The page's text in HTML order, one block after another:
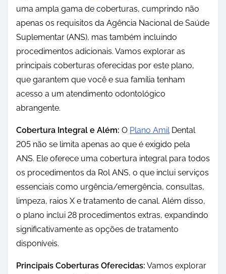
uma ampla gama de coberturas, cumprindo não
apenas os requisitos da Agência Nacional de Saúde
Suplementar (ANS), mas também incluindo
procedimentos adicionais. Vamos explorar as
principais coberturas oferecidas por este plano,
que garantem que você e sua família tenham
acesso a um atendimento odontológico
abrangente.
Cobertura Integral e Além: O Plano Amil Dental
205 não se limita apenas ao que é exigido pela
ANS. Ele oferece uma cobertura integral para todos
os procedimentos da Rol ANS, o que inclui serviços
essenciais como urgência/emergência, consultas,
limpeza, raios X e tratamento de canal. Além disso,
o plano inclui 28 procedimentos extras, expandindo
significativamente as opções de tratamento
disponíveis.
Principais Coberturas Oferecidas: Vamos explorar